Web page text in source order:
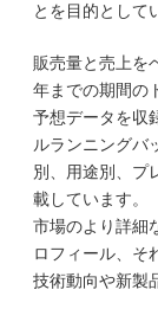
とを目的として
販売量と売上を
年までの期間の
予想データを収
ルランニングバ
別、用途別、プ
載しています。
市場のより詳細
ロフィール、そ
技術動向や新製